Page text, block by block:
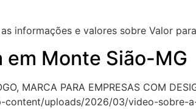
informações e valores sobre Valor
em Monte Sião-MG
MARCA PARA EMPRESAS COM
uploads/2026/03/video-sobre-